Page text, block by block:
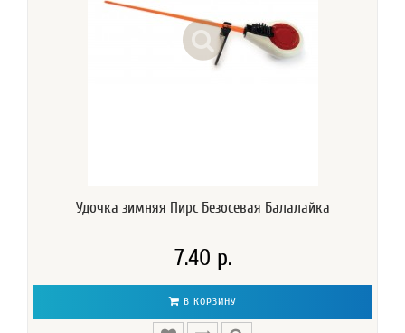
Удочка зимняя Пирс Безосевая Балалайка
7.40 р.
В КОРЗИНУ